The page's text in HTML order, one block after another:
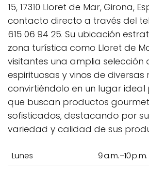
15, 17310 Lloret de Mar, Girona,
contacto directo a través del
615 06 94 25. Su ubicación
zona turística como Lloret de
visitantes una amplia selección
espirituosas y vinos de diversas
convirtiéndolo en un lugar
que buscan productos
sofisticados, destacando por
variedad y calidad de sus
Lunes
9 a.m.–10 p.m.